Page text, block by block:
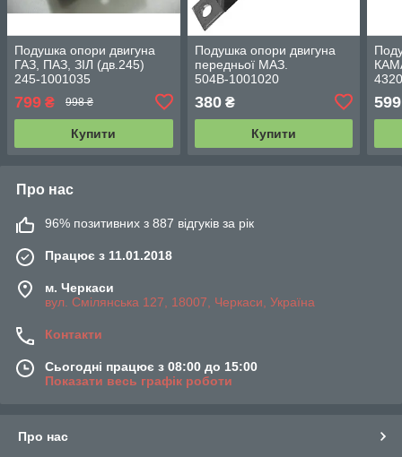
Подушка опори двигуна
ГАЗ, ПАЗ, ЗІЛ (дв.245)
245-1001035
799 ₴ 998 ₴
Купити
Подушка опори двигуна
передньої МАЗ.
504В-1001020
380₴
Купити
599
Про нас
96% позитивних з 887 відгуків за рік
Працює з 11.01.2018
м. Черкаси
вул. Смілянська 127, 18007, Черкаси, Україна
Контакти
Сьогодні працює з 08:00 до 15:00
Показати весь графік роботи
Про нас